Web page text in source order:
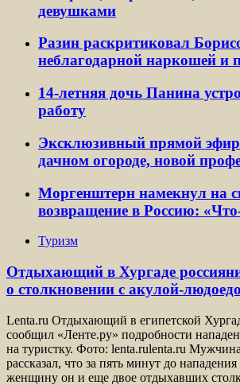
девушками
Разин раскритиковал
неблагодарной наркошей и
14-летняя дочь Панина
работу
Эксклюзивный прямой
дачном огороде, новой
Моргенштерн намекнул на
возвращение в Россию:
Туризм
Отдыхающий в Хургаде
о столкновении с акулой-
Lenta.ru Отдыхающий в египетской
сообщил «Ленте.ру» подробности
на туристку. Фото: lenta.rulenta.ru
рассказал, что за пять минут до
женщину он и еще двое отдыхавших